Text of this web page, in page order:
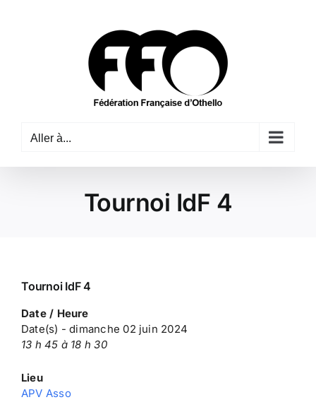
Aller à...
Tournoi IdF 4
Tournoi IdF 4
Date / Heure
Date(s) - dimanche 02 juin 2024
13 h 45 à 18 h 30
Lieu
APV Asso